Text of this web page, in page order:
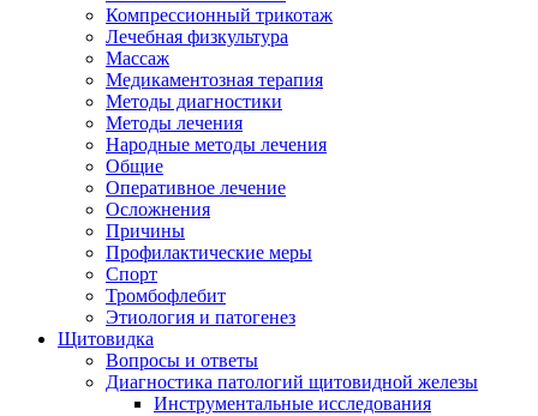
Компрессионный трикотаж
Лечебная физкультура
Массаж
Медикаментозная терапия
Методы диагностики
Методы лечения
Народные методы лечения
Общие
Оперативное лечение
Осложнения
Причины
Профилактические меры
Спорт
Тромбофлебит
Этиология и патогенез
Щитовидка
Вопросы и ответы
Диагностика патологий щитовидной железы
Инструментальные исследования